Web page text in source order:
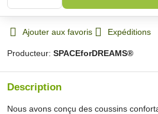
Ajouter aux favoris Expéditions
Producteur: SPACEforDREAMS®
Description
Nous avons conçu des coussins